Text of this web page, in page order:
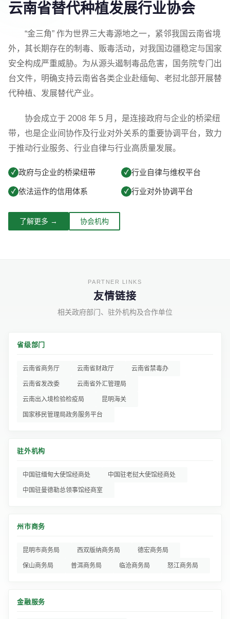
云南省替代种植发展行业协会
“金三角” 作为世界三大毒源地之一，紧邻我国云南省境
外，其长期存在的制毒、贩毒活动，对我国边疆稳定与国家
安全构成严重威胁。为从源头遏制毒品危害，国务院专门出
台文件，明确支持云南省各类企业赴缅甸、老挝北部开展替
代种植、发展替代产业。
协会成立于 2008 年 5 月，是连接政府与企业的桥梁纽
带，也是企业间协作及行业对外关系的重要协调平台，致力
于推动行业服务、行业自律与行业高质量发展。
✓ 政府与企业的桥梁纽带 ✓ 行业自律与维权平台
✓ 依法运作的信用体系 ✓ 行业对外协调平台
了解更多 → 协会机构
友情链接
相关政府部门、驻外机构及合作单位
省级部门
云南省商务厅 云南省财政厅 云南省禁毒办
云南省发改委 云南省外汇管理局
云南出入境检验检疫局 昆明海关
国家移民管理局政务服务平台
驻外机构
中国驻缅甸大使馆经商处 中国驻老挝大使馆经商处
中国驻曼德勒总领事馆经商室
州市商务
昆明市商务局 西双版纳商务局 德宏商务局
保山商务局 普洱商务局 临沧商务局 怒江商务局
金融服务